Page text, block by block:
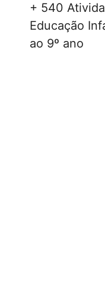
+ 540
Educação
ao 9º ano